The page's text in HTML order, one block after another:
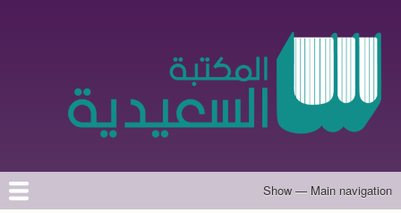
الرئيسي
Main
Show — Main navigation